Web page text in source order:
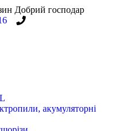
Добрий господар
акумуляторні